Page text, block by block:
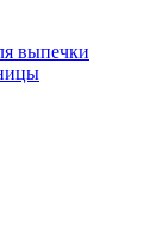
выпечки